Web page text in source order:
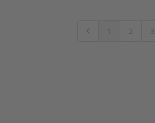
1 2 3